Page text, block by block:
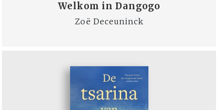
Welkom in Dangogo
Zoë Deceuninck